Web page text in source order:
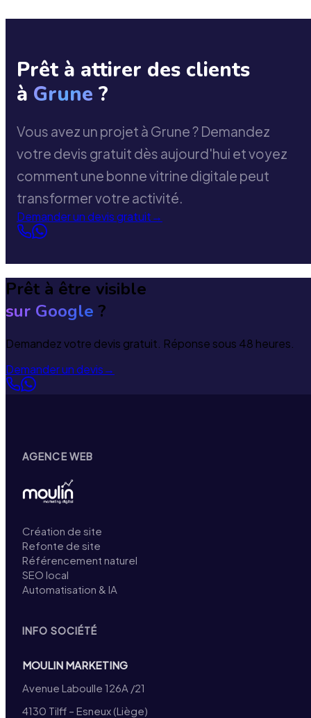
Prêt à attirer des clients
à Grune ?
Vous avez un projet à Grune ? Demandez
votre devis gratuit dès aujourd'hui et voyez
comment une bonne vitrine digitale peut
transformer votre activité.
Demander un devis gratuit→
Prêt à être visible
sur Google ?
Demandez votre devis gratuit. Réponse sous 48 heures.
Demander un devis→
AGENCE WEB
Création de site
Refonte de site
Référencement naturel
SEO local
Automatisation & IA
INFO SOCIÉTÉ
MOULIN MARKETING
Avenue Laboulle 126A /21
4130 Tilff – Esneux (Liège)